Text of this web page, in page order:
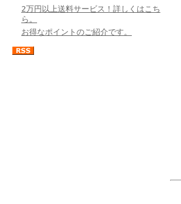
2万円以上送料サービス！詳しくはこち
ら。
お得なポイントのご紹介です。